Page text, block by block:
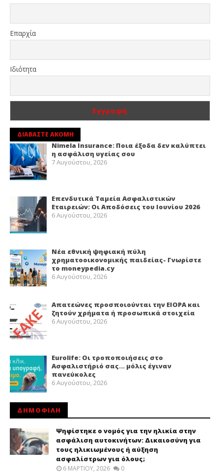
Επαρχία
Ιδιότητα
ΔΙΑΒΑΣΤΕ ΑΚΟΜΗ
Nimela Insurance: Ποια έξοδα δεν καλύπτει
η ασφάλιση υγείας σου
7 Αυγούστου, 2026
Επενδυτικά Ταμεία Ασφαλιστικών
Εταιρειών: Οι Αποδόσεις του Ιουνίου 2026
6 Αυγούστου, 2026
Νέα εθνική ψηφιακή πύλη
χρηματοοικονομικής παιδείας- Γνωρίστε
το moneypedia.cy
6 Αυγούστου, 2026
Απατεώνες προσποιούνται την EIOPA και
ζητούν χρήματα ή προσωπικά στοιχεία
6 Αυγούστου, 2026
Eurolife: Οι τροποποιήσεις στο
Ασφαλιστήριό σας… μόλις έγιναν
πανεύκολες
6 Αυγούστου, 2026
ΔΗΜΟΦΙΛΗ
Ψηφίστηκε ο νομός για την ηλικία στην
ασφάλιση αυτοκινήτων: Δικαιοσύνη για
τους ηλικιωμένους ή αύξηση
ασφαλίστρων για όλους;
6 ΜΑΡΤΊΟΥ, 2026 0